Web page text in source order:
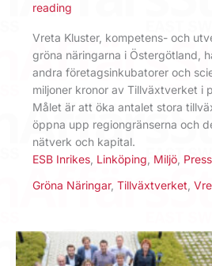
reading
Vreta Kluster, kompetens- och
gröna näringarna i Östergötland,
andra företagsinkubatorer och
miljoner kronor av Tillväxtverket i
Målet är att öka antalet stora
öppna upp regiongränserna och
nätverk och kapital.
ESB Inrikes Linköping Miljö
Gröna Näringar, Tillväxtverket